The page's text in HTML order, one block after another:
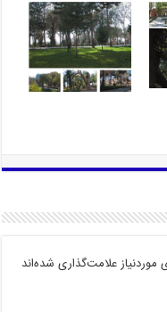
علامت‌گذاری شده‌اند